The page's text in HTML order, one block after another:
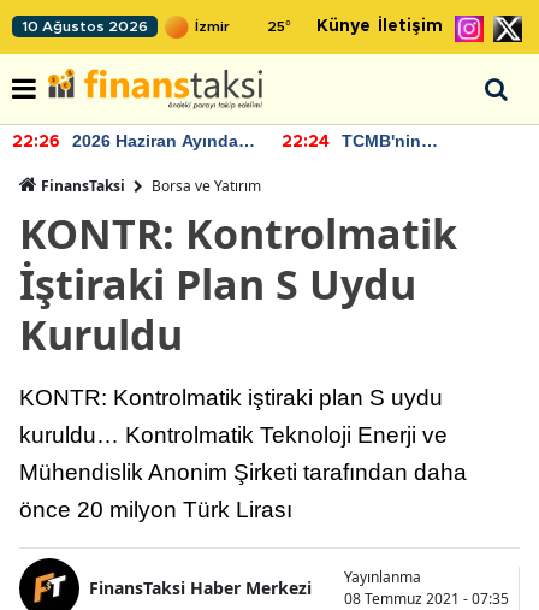
10 Ağustos 2026 25° Künye İletişim
22:26
2026 Haziran Ayında
22:24
TCMB'nin
FinansTaksi Borsa ve Yatırım
KONTR: Kontrolmatik
İştiraki Plan S Uydu
Kuruldu
KONTR: Kontrolmatik iştiraki plan S uydu
kuruldu… Kontrolmatik Teknoloji Enerji ve
Mühendislik Anonim Şirketi tarafından daha
önce 20 milyon Türk Lirası
FinansTaksi Haber Merkezi
Yayınlanma
08 Temmuz 2021 - 07:35